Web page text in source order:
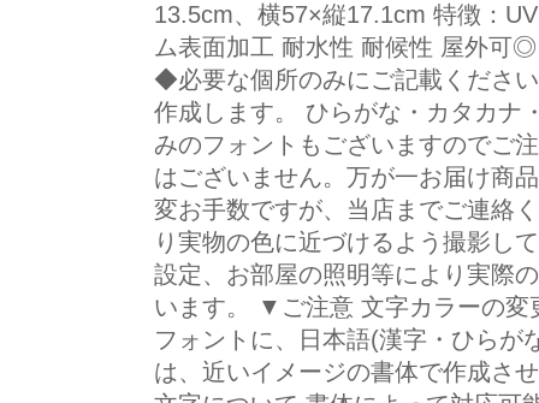
13.5cm、横57×縦17.1cm 特徴：
ム表面加工 耐水性 耐候性 屋外可
◆必要な個所のみにご記載くださ
作成します。 ひらがな・カタカナ
みのフォントもございますのでご
はございません。万が一お届け商
変お手数ですが、当店までご連絡
り実物の色に近づけるよう撮影し
設定、お部屋の照明等により実際
います。 ▼ご注意 文字カラーの変
フォントに、日本語(漢字・ひらが
は、近いイメージの書体で作成さ